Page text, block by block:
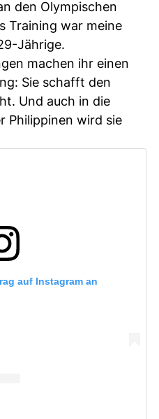
den Olympischen
Training war meine
Jährige.
machen ihr einen
Sie schafft den
Und auch in die
Philippinen wird sie
auf Instagram an